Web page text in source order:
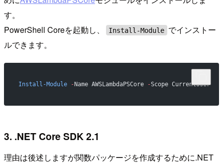
す。
PowerShell Coreを起動し、
Install-Module でインストー
ルできます。
Install-Module - Name AWSLambdaPSCore -Scope CurrentUser
3. .NET Core SDK 2.1
理由は後述しますが関数パッケージを作成するために.NET